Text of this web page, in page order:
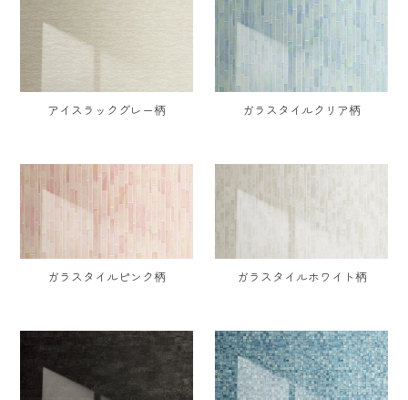
アイスラックグレー柄 ガラスタイルクリア柄
ガラスタイルピンク柄 ガラスタイルホワイト柄